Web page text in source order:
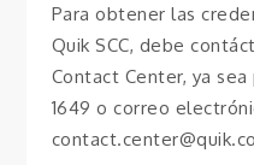
Para obtener las
Quik SCC, debe
Contact Center, ya sea
1649 o correo